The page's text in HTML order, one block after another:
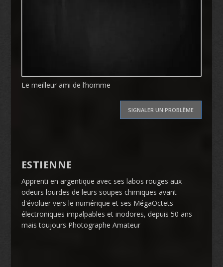
Le meilleur ami de l’homme
SIGNALER UN PROBLÈME
ESTIENNE
Apprenti en argentique avec ses labos rouges aux
odeurs lourdes de leurs soupes chimiques avant
d'évoluer vers le numérique et ses MégaOctets
électroniques impalpables et inodores, depuis 50 ans
mais toujours Photographe Amateur